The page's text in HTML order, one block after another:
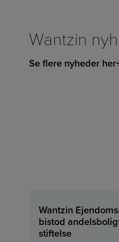
Wantzin
Se flere nyheder her
Wantzin
bistod
stiftelse